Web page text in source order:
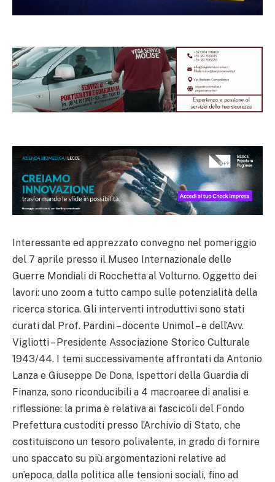
Interessante ed apprezzato convegno nel pomeriggio
del 7 aprile presso il Museo Internazionale delle
Guerre Mondiali di Rocchetta al Volturno. Oggetto dei
lavori: uno zoom a tutto campo sulle potenzialità della
ricerca storica. Gli interventi introduttivi sono stati
curati dal Prof. Pardini – docente Unimol – e dell’Avv.
Vigliotti – Presidente Associazione Storico Culturale
1943/44. I temi successivamente affrontati da Antonio
Lanza e Giuseppe De Dona, Ispettori della Guardia di
Finanza, sono riconducibili a 4 macroaree di analisi e
riflessione: la prima è relativa ai fascicoli del Fondo
Prefettura custoditi presso l’Archivio di Stato, che
costituiscono un tesoro polivalente, in grado di fornire
uno spaccato su più argomentazioni relative ad
un’epoca, dalla politica alle tensioni sociali, fino ad